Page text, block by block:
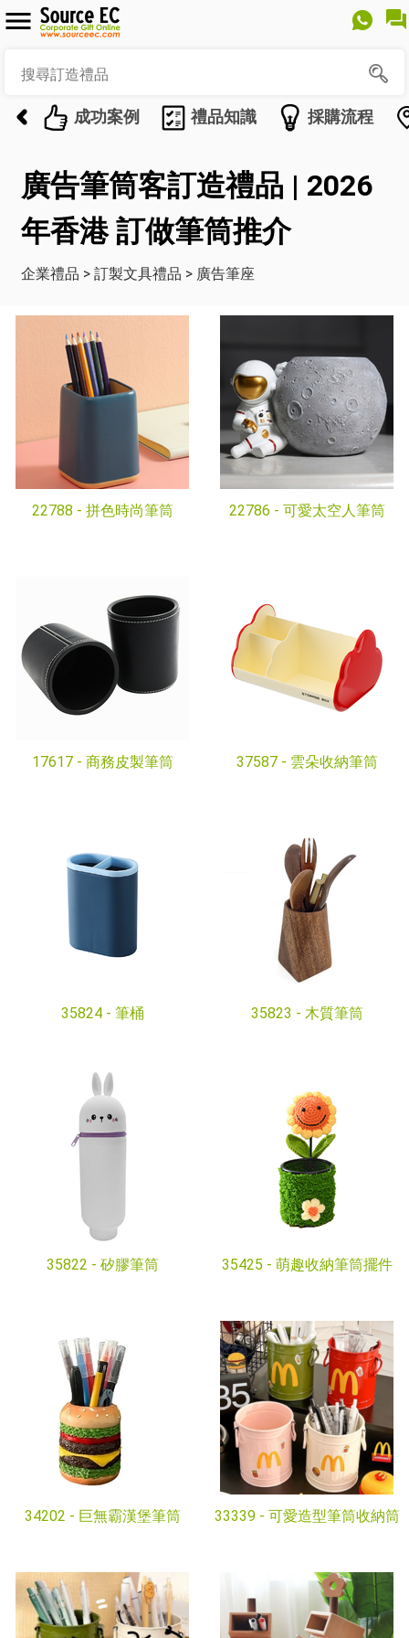
成功案例 禮品知識 採購流程
廣告筆筒客訂造禮品 | 2026
年香港 訂做筆筒推介
企業禮品 > 訂製文具禮品 > 廣告筆座
22788 - 拼色時尚筆筒 22786 - 可愛太空人筆筒
17617 - 商務皮製筆筒 37587 - 雲朵收納筆筒
35824 - 筆桶 35823 - 木質筆筒
35822 - 矽膠筆筒 35425 - 萌趣收納筆筒擺件
34202 - 巨無霸漢堡筆筒 33339 - 可愛造型筆筒收納筒